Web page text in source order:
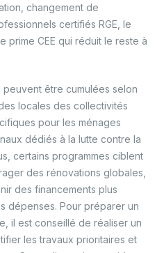
changement de
certifiés RGE, le
prime CEE qui réduit le reste à
peuvent être cumulées selon
locales des collectivités
pour les ménages
dédiés à la lutte contre la
certains programmes ciblent
des rénovations globales,
des financements plus
dépenses. Pour préparer un
il est conseillé de réaliser un
les travaux prioritaires et